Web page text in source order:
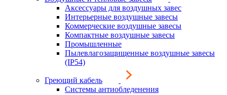
Аксессуары для воздушных завес
Интерьерные воздушные завесы
Коммерческие воздушные завесы
Компактные воздушные завесы
Промышленные
Пылевлагозащищенные воздушные завесы
(IP54)
Греющий кабель
Системы антиобледенения